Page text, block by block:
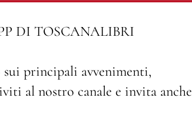
DI TOSCANALIBRI
sui principali avvenimenti,
al nostro canale e invita anche